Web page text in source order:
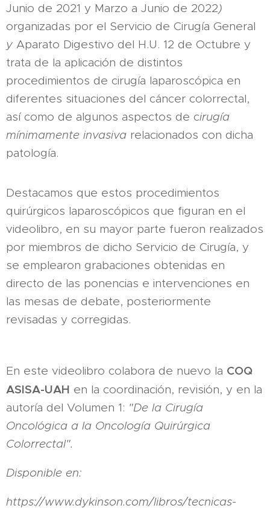
Junio de 2021 y Marzo a Junio de 2022)
organizadas por el Servicio de Cirugía General
y Aparato Digestivo del H.U. 12 de Octubre y
trata de la aplicación de distintos
procedimientos de cirugía laparoscópica en
diferentes situaciones del cáncer colorrectal,
así como de algunos aspectos de cirugía
mínimamente invasiva relacionados con dicha
patología.
Destacamos que estos procedimientos
quirúrgicos laparoscópicos que figuran en el
videolibro, en su mayor parte fueron realizados
por miembros de dicho Servicio de Cirugía, y
se emplearon grabaciones obtenidas en
directo de las ponencias e intervenciones en
las mesas de debate, posteriormente
revisadas y corregidas.
En este videolibro colabora de nuevo la COQ
ASISA-UAH en la coordinación, revisión, y en la
autoría del Volumen 1: "De la Cirugía
Oncológica a la Oncología Quirúrgica
Colorrectal".
Disponible en:
https://www.dykinson.com/libros/tecnicas-